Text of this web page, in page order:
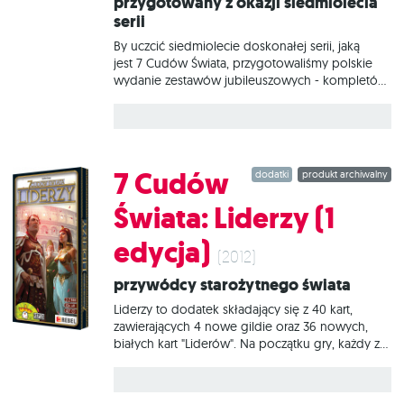
serii
By uczcić siedmiolecie doskonałej serii, jaką
jest 7 Cudów Świata, przygotowaliśmy polskie
wydanie zestawów jubileuszowych - kompletów
Teano, Makeda, Agrypina, Kyniska, Nitokris,
Arsinoe, Telesilla, Oktawia.
produkt archiwalny
dodatki
7 Cudów
Świata: Liderzy (1
edycja) (2012)
Przywódcy starożytnego świata
Liderzy to dodatek składający się z 40 kart,
zawierających 4 nowe gildie oraz 36 nowych,
białych kart "Liderów". Na początku gry, każdy z